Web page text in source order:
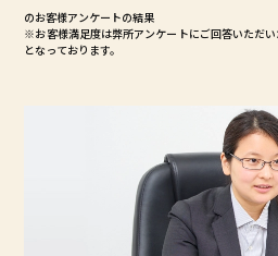
のお客様アンケートの結果
※お客様満足度は弊所アンケートにご回答いただ
となっております。